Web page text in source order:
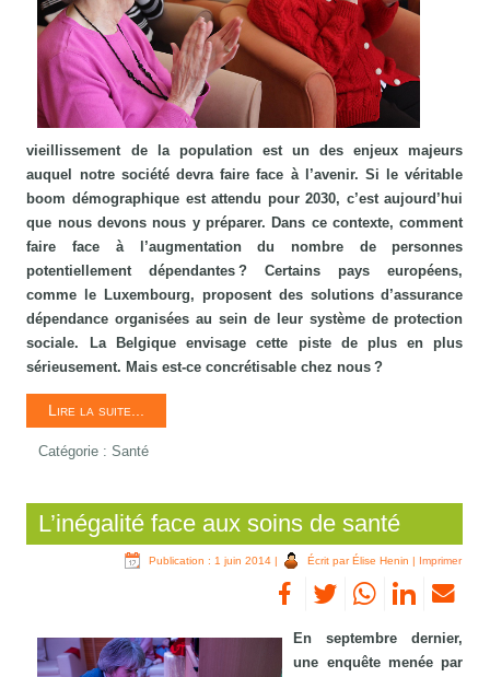
vieillissement de la population est un des enjeux majeurs
auquel notre société devra faire face à l’avenir. Si le véritable
boom démographique est attendu pour 2030, c’est aujourd’hui
que nous devons nous y préparer. Dans ce contexte, comment
faire face à l’augmentation du nombre de personnes
potentiellement dépendantes ? Certains pays européens,
comme le Luxembourg, proposent des solutions d’assurance
dépendance organisées au sein de leur système de protection
sociale. La Belgique envisage cette piste de plus en plus
sérieusement. Mais est-ce concrétisable chez nous ?
Lire la suite...
Catégorie :Santé
L’inégalité face aux soins de santé
Publication : 1 juin 2014 | Écrit par Élise Henin | Imprimer
En septembre dernier,
une enquête menée par